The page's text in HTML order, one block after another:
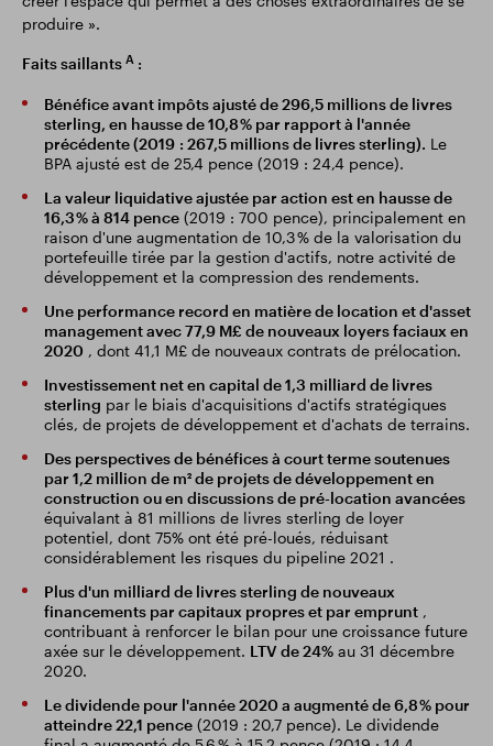
produire ».
Faits saillants A :
Bénéfice avant impôts ajusté de 296,5 millions de livres
sterling, en hausse de 10,8 % par rapport à l'année
précédente (2019 : 267,5 millions de livres sterling). Le
BPA ajusté est de 25,4 pence (2019 : 24,4 pence).
La valeur liquidative ajustée par action est en hausse de
16,3 % à 814 pence (2019 : 700 pence), principalement en
raison d'une augmentation de 10,3 % de la valorisation du
portefeuille tirée par la gestion d'actifs, notre activité de
développement et la compression des rendements.
Une performance record en matière de location et d'asset
management avec 77,9 M£ de nouveaux loyers faciaux en
2020 , dont 41,1 M£ de nouveaux contrats de prélocation.
Investissement net en capital de 1,3 milliard de livres
sterling par le biais d'acquisitions d'actifs stratégiques
clés, de projets de développement et d'achats de terrains.
Des perspectives de bénéfices à court terme soutenues
par 1,2 million de m² de projets de développement en
construction ou en discussions de pré-location avancées
équivalant à 81 millions de livres sterling de loyer
potentiel, dont 75% ont été pré-loués, réduisant
considérablement les risques du pipeline 2021 .
Plus d'un milliard de livres sterling de nouveaux
financements par capitaux propres et par emprunt ,
contribuant à renforcer le bilan pour une croissance future
axée sur le développement. LTV de 24% au 31 décembre
2020.
Le dividende pour l'année 2020 a augmenté de 6,8 % pour
atteindre 22,1 pence (2019 : 20,7 pence). Le dividende